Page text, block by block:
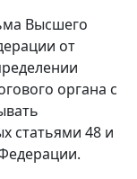
Высшего
от
органа с
статьями 48 и